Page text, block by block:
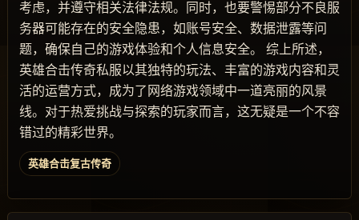
考虑，并遵守相关法律法规。同时，也要警惕部分不良服
务器可能存在的安全隐患，如账号安全、数据泄露等问
题，确保自己的游戏体验和个人信息安全。 综上所述，
英雄合击传奇私服以其独特的玩法、丰富的游戏内容和灵
活的运营方式，成为了网络游戏领域中一道亮丽的风景
线。对于热爱挑战与探索的玩家而言，这无疑是一个不容
错过的精彩世界。
英雄合击复古传奇